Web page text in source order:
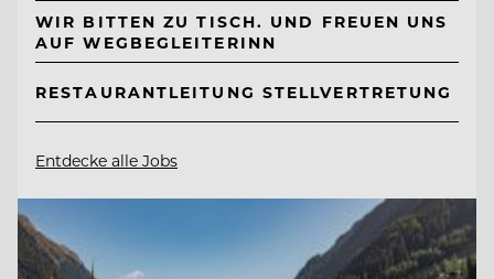
WIR BITTEN ZU TISCH. UND FREUEN UNS
AUF WEGBEGLEITERINN
RESTAURANTLEITUNG STELLVERTRETUNG
Entdecke alle Jobs